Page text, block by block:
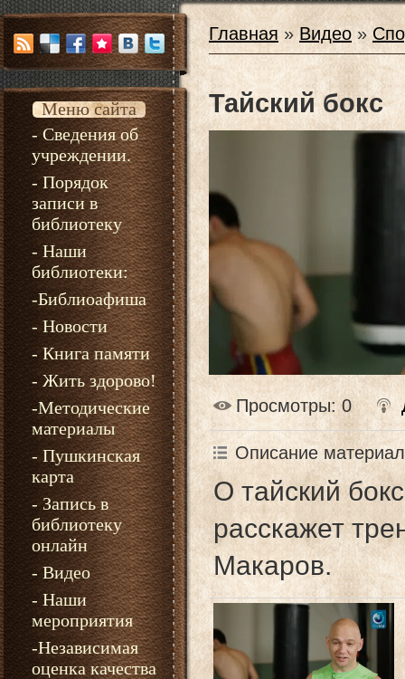
Меню сайта
- Сведения об
учреждении.
- Порядок
записи в
библиотеку
- Наши
библиотеки:
-Библиоафиша
- Новости
- Книга памяти
- Жить здорово!
-Методические
материалы
- Пушкинская
карта
- Запись в
библиотеку
онлайн
- Видео
- Наши
мероприятия
-Независимая
оценка качества
Главная »Видео »
Тайский бокс
Просмотры: 0
Описание
О тайский
расскажет
Макаров.